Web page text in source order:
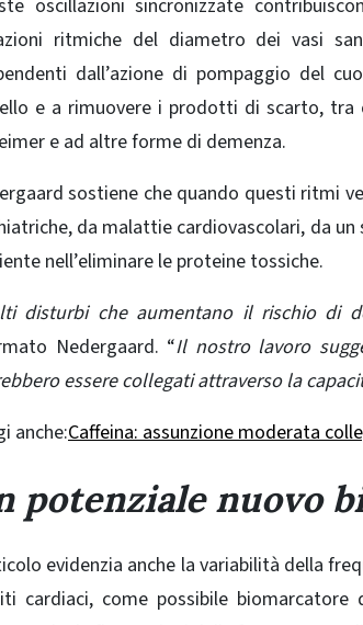
oscillazioni sincronizzate
ritmiche del diametro dei vasi
dall’azione di pompaggio del
e a rimuovere i prodotti di scarto,
e ad altre forme di demenza.
sostiene che quando questi ritmi
da malattie cardiovascolari, da
nell’eliminare le proteine ​​tossiche.
disturbi che aumentano il rischio di
Nedergaard. “Il nostro lavoro
essere collegati attraverso la
i anche:Caffeina: assunzione moderata
potenziale nuovo
evidenzia anche la variabilità della
cardiaci, come possibile